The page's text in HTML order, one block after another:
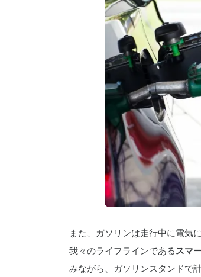
また、ガソリンは走行中に電気
我々のライフラインである スマ
みながら、ガソリンスタンドで